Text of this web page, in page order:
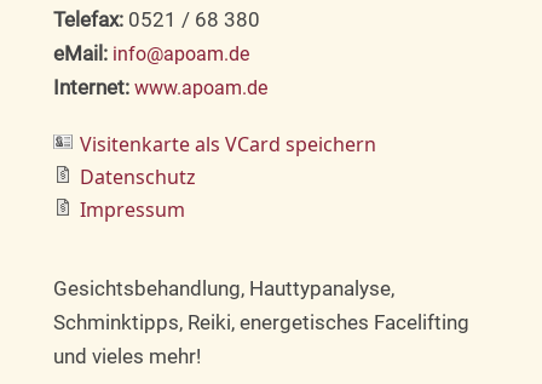
Telefax:0521 / 68 380
eMail: info@apoam.de
Internet: www.apoam.de
Visitenkarte als VCard speichern
Datenschutz
Impressum
Gesichtsbehandlung, Hauttypanalyse,
Schminktipps, Reiki, energetisches Facelifting
und vieles mehr!